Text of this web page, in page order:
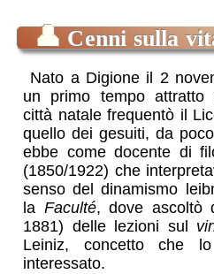
👤 Cenni sulla
Nato a Digione il 2
un primo tempo attratto
città natale frequentò il
quello dei gesuiti, da
ebbe come docente di
(1850/1922) che
senso del dinamismo
la Faculté, dove ascoltò
1881) delle lezioni sul
Leiniz, concetto che
interessato.